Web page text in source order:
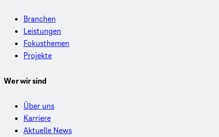
Branchen
Leistungen
Fokusthemen
Projekte
Wer wir sind
Über uns
Karriere
Aktuelle News